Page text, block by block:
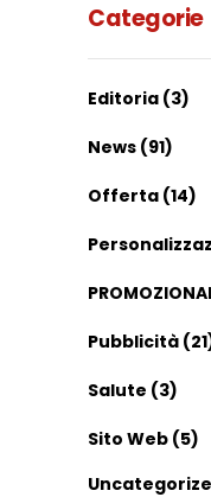
Categorie
Editoria (3)
News (91)
Offerta (14)
Pubblicità
Salute (3)
Sito Web (5)